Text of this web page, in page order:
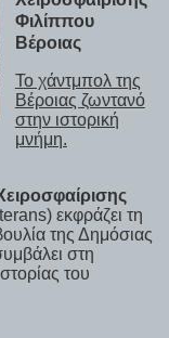
Φιλίππου
Βέροιας
Το χάντμπολ της
Βέροιας ζωντανό
στην ιστορική
μνήμη.
εκφράζει τη
της Δημόσιας
στη
του